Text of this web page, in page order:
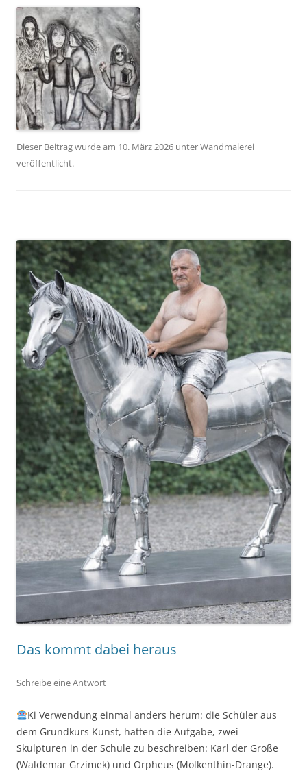
Dieser Beitrag wurde am 10. März 2026 unterWandmalerei
veröffentlicht.
Das kommt dabei heraus
Schreibe eine Antwort
Ki Verwendung einmal anders herum: die Schüler aus
dem Grundkurs Kunst, hatten die Aufgabe, zwei
Skulpturen in der Schule zu beschreiben: Karl der Große
(Waldemar Grzimek) und Orpheus (Molkenthin-Drange).